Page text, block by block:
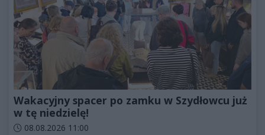
Wakacyjny spacer po zamku w Szydłowcu już
w tę niedzielę!
Data dodania artykułu:
08.08.2026 11:00